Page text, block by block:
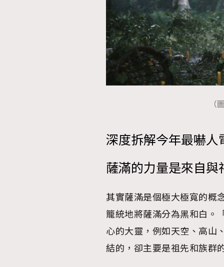
（
深度拆解今年最嚇人
薩滿的力量是來自
其實薩滿是個極大極寬的概
籠統地將薩滿分為黑和白。
心的大靈，例如天空、高山
結的，卻主要是祖先和族群